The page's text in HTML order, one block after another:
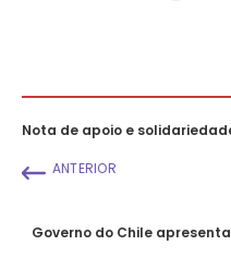
Nota de apoio e
ANTERIOR
Governo do Chile